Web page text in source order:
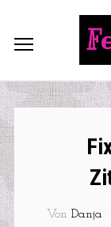
Von Danja